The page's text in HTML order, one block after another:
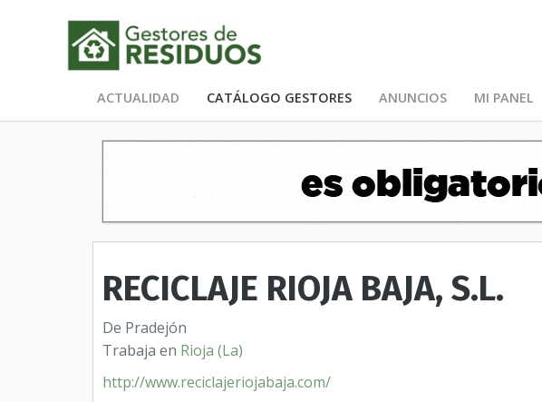
ACTUALIDAD CATÁLOGO GESTORES ANUNCIOS MI PANEL
RECICLAJE RIOJA BAJA, S.L.
De Pradejón
Trabaja en Rioja (La)
http://www.reciclajeriojabaja.com/